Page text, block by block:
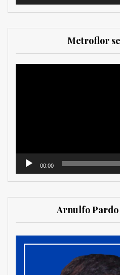
Metroflor
00:00
Arnulfo